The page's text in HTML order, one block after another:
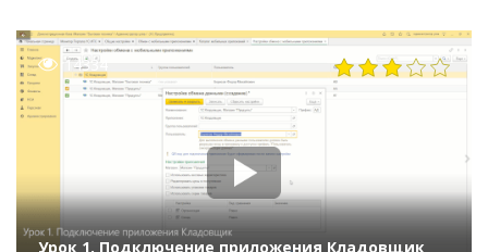
14334
Урок 1. Подключение приложения Кладовщик